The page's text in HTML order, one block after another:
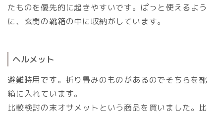
たものを優先的に起きやすいです。ぱっと使えるよう
に、玄関の靴箱の中に収納がしています。
ヘルメット
避難時用です。折り畳みのものがあるのでそちらを靴
箱に入れています。
比較検討の末オサメットという商品を買いました。比